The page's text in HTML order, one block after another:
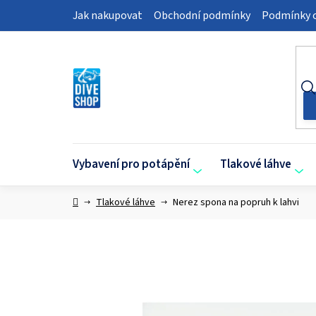
Jak nakupovat Obchodní podmínky Podmínky
Vybavení pro potápění Tlakové láhve
DomůTlakové láhve Nerez spona na popruh k lahvi